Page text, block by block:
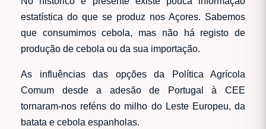
estatística do que se produz nos Açores. Sabemos
que consumimos cebola, mas não há registo de
produção de cebola ou da sua importação.
As influências das opções da Política Agrícola
Comum desde a adesão de Portugal à CEE
tornaram-nos reféns do milho do Leste Europeu, da
batata e cebola espanholas.